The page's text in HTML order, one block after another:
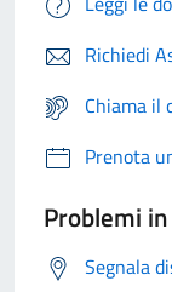
Richiedi
Chiama il
Prenota
Problemi
Segnala